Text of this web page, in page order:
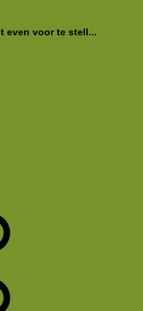
even voor te stell...